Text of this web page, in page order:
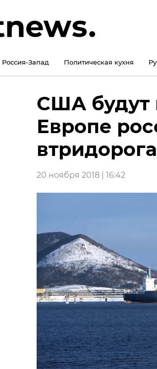
Россия-Запад Политическая кухня
США будут
Европе
втридорога
20 ноября 2018 | 16:42